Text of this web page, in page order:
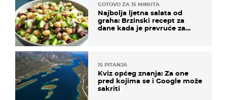
GOTOVO ZA 15 MINUTA
Najbolja ljetna salata od
graha: Brzinski recept za
dane kada je prevruće za
15 PITANJA
Kviz općeg znanja: Za one
pred kojima se i Google može
sakriti